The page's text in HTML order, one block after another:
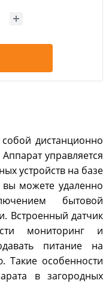
собой дистанционно
управляется
устройств на базе
можете удаленно
бытовой
Встроенный датчик
мониторинг и
питание на
Такие особенности
в загородных